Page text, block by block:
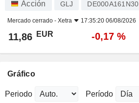
Acción GLJ DE000A161N30
Mercado cerrado - Xetra 17:35:20 06/08/2026
11,86 EUR -0,17 %
Gráfico
Periodo Período